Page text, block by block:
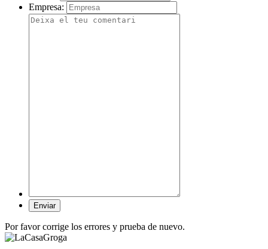
Empresa:
Por favor corrige los errores y prueba de nuevo.